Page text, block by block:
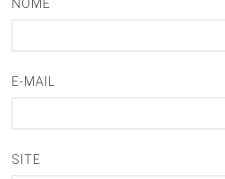
NOME
E-MAIL
SITE